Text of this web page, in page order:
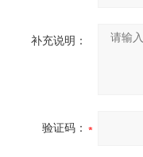
补充说明：
验证码：